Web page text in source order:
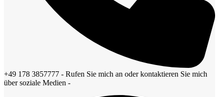
+49 178 3857777 - Rufen Sie mich an oder kontaktieren Sie mich
über soziale Medien -